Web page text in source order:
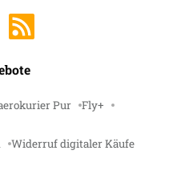
Pur Fly+
Widerruf digitaler Käufe